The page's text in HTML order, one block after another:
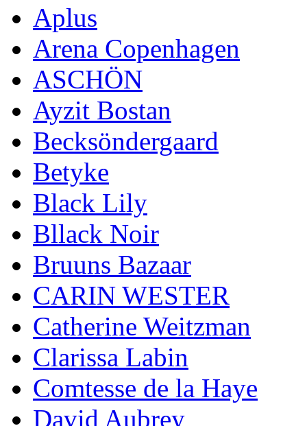
Aplus
Arena Copenhagen
ASCHÖN
Ayzit Bostan
Becksöndergaard
Betyke
Black Lily
Bllack Noir
Bruuns Bazaar
CARIN WESTER
Catherine Weitzman
Clarissa Labin
Comtesse de la Haye
David Aubrey